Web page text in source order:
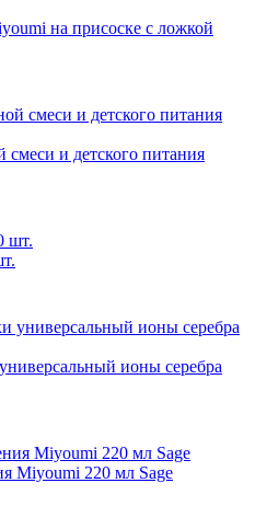
на присоске с ложкой
и детского питания
ионы серебра
Miyoumi 220 мл Sage